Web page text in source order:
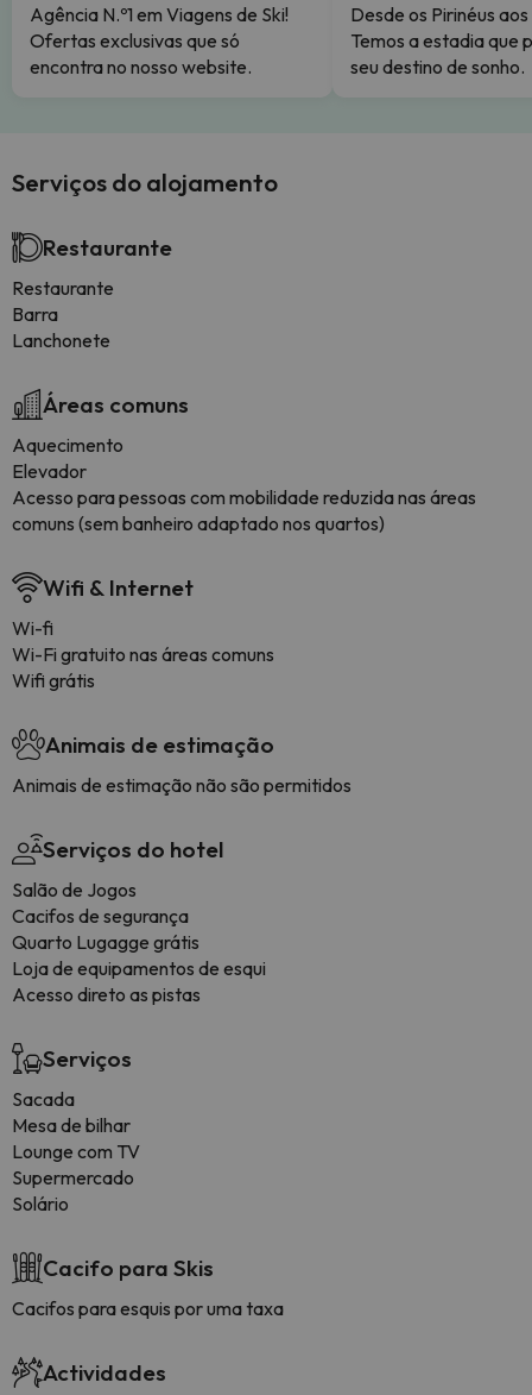
Agência N.º1 em Viagens de Ski!
Ofertas exclusivas que só
encontra no nosso website.
Desde os Pirinéus
Temos a estadia que
seu destino de sonho.
Serviços do alojamento
Restaurante
Restaurante
Barra
Lanchonete
Áreas comuns
Aquecimento
Elevador
Acesso para pessoas com mobilidade reduzida nas áreas
comuns (sem banheiro adaptado nos quartos)
Wifi & Internet
Wi-fi
Wi-Fi gratuito nas áreas comuns
Wifi grátis
Animais de estimação
Animais de estimação não são permitidos
Serviços do hotel
Salão de Jogos
Cacifos de segurança
Quarto Lugagge grátis
Loja de equipamentos de esqui
Acesso direto as pistas
Serviços
Sacada
Mesa de bilhar
Lounge com TV
Supermercado
Solário
Cacifo para Skis
Cacifos para esquis por uma taxa
Actividades